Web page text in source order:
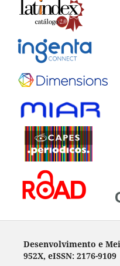
Desenvolvimento e
952X, eISSN: 2176-9109